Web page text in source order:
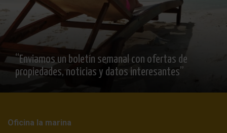
“Enviamos un boletín semanal con ofertas de
propiedades, noticias y datos interesantes”
Oficina la marina